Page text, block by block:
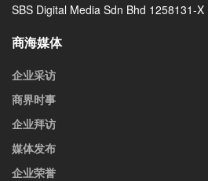
SBS Digital Media Sdn Bhd 1258131-X
商海媒体
企业采访
商界时事
企业拜访
媒体发布
企业荣誉